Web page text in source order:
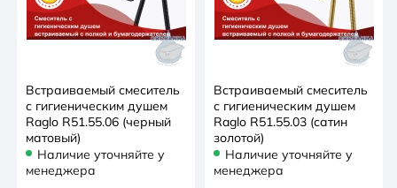
Встраиваемый смеситель
с гигиеническим душем
Raglo R51.55.06 (черный
матовый)
Наличие уточняйте у
менеджера
Встраиваемый смеситель
с гигиеническим душем
Raglo R51.55.03 (сатин
золотой)
Наличие уточняйте у
менеджера